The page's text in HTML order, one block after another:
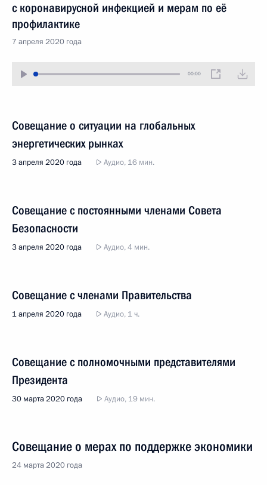
с коронавирусной инфекцией и мерам по её
профилактике
7 апреля 2020 года
00:00
Совещание о ситуации на глобальных
энергетических рынках
3 апреля 2020 года Аудио, 16 мин.
Совещание с постоянными членами Совета
Безопасности
3 апреля 2020 года Аудио, 4 мин.
Совещание с членами Правительства
1 апреля 2020 года Аудио, 1 ч.
Совещание с полномочными представителями
Президента
30 марта 2020 года Аудио, 19 мин.
Совещание о мерах по поддержке экономики
24 марта 2020 года